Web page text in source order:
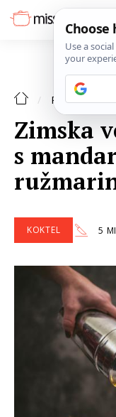
RECEPTI
Zimska
s
KOKTEL 5